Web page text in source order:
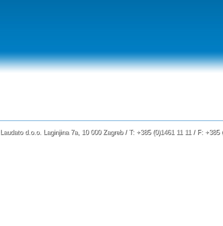
Laudato d.o.o. Laginjina 7a, 10 000 Zagreb / T: +385 (0)1461 11 11 / F: